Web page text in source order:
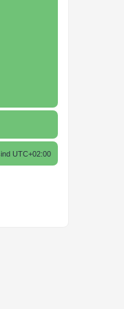
UTC+02:00